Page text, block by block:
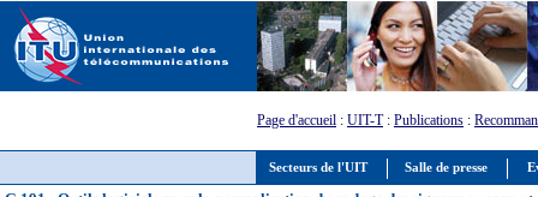
Secteurs de l'UIT Salle de presse
Page d'accueil : UIT-T: Publications :